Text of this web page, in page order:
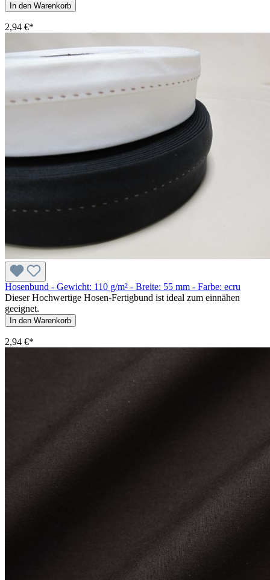
In den Warenkorb
2,94 €*
Hosenbund - Gewicht: 110 g/m² - Breite: 55 mm - Farbe: ecru
Dieser Hochwertige Hosen-Fertigbund ist ideal zum einnähen
geeignet.
In den Warenkorb
2,94 €*